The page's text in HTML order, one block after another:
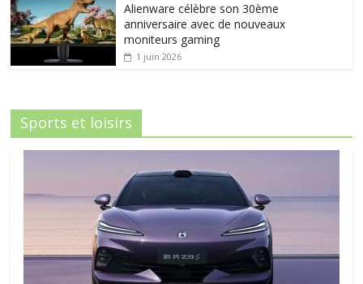
Alienware célèbre son 30ème
anniversaire avec de nouveaux
moniteurs gaming
1 juin 2026
Sports et loisirs